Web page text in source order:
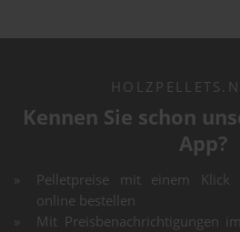
Kennen Sie schon
App?
Pelletpreise mit einem
online bestellen
Mit Preisbenachrichtigungen